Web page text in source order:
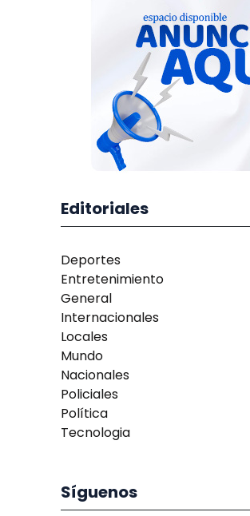
mundo
Editoriales
Deportes
Entretenimiento
General
Internacionales
Locales
Mundo
Nacionales
Policiales
Política
Tecnologia
Síguenos